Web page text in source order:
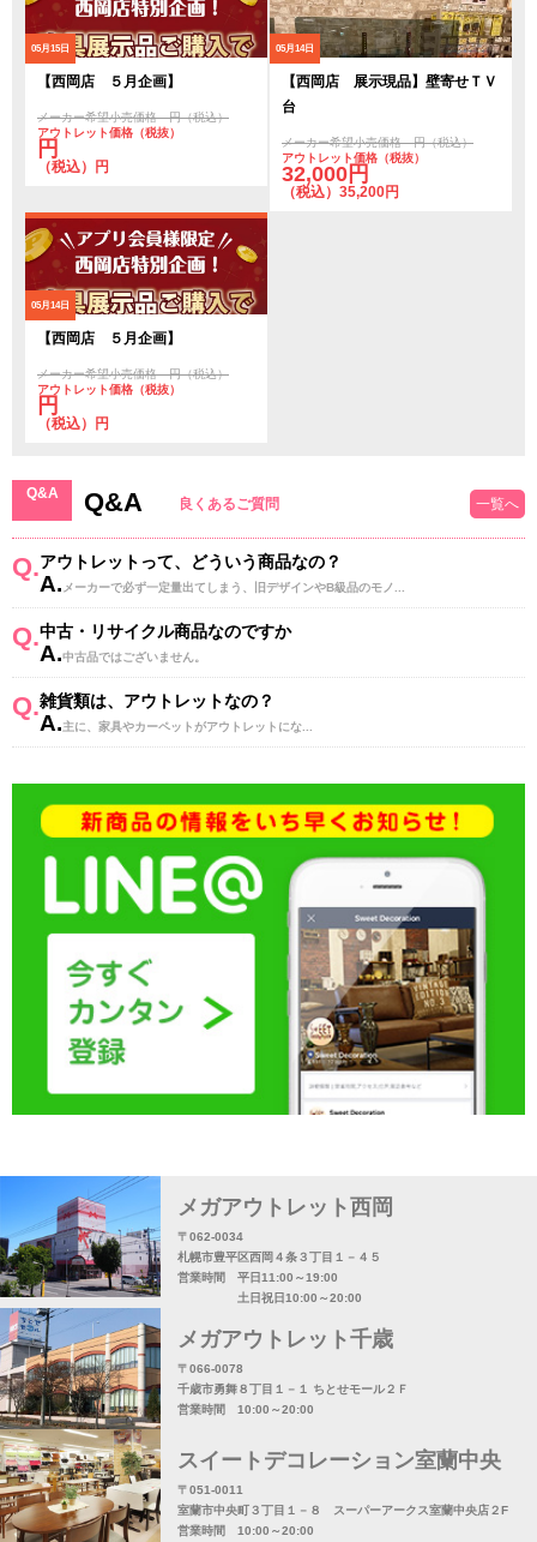
05月15日
【西岡店 ５月企画】
メーカー希望小売価格 円（税込）
アウトレット価格（税抜）
円
（税込）円
05月14日
【西岡店 展示現品】壁寄せＴＶ
台
メーカー希望小売価格 円（税込）
アウトレット価格（税抜）
32,000円
（税込）35,200円
05月14日
【西岡店 ５月企画】
メーカー希望小売価格 円（税込）
アウトレット価格（税抜）
円
（税込）円
Q&A Q&A 良くあるご質問 一覧へ
Q.アウトレットって、どういう商品なの？
A. メーカーで必ず一定量出てしまう、旧デザインやB級品のモノ...
Q.中古・リサイクル商品なのですか
A.中古品ではございません。
Q.雑貨類は、アウトレットなの？
A.主に、家具やカーペットがアウトレットにな...
メガアウトレット西岡
〒062-0034
札幌市豊平区西岡４条３丁目１－４５
営業時間 平日11:00～19:00
土日祝日10:00～20:00
メガアウトレット千歳
〒066-0078
千歳市勇舞８丁目１－１ ちとせモール２Ｆ
営業時間 10:00～20:00
スイートデコレーション室蘭中央
〒051-0011
室蘭市中央町３丁目１－８ スーパーアークス室蘭中央店２F
営業時間 10:00～20:00